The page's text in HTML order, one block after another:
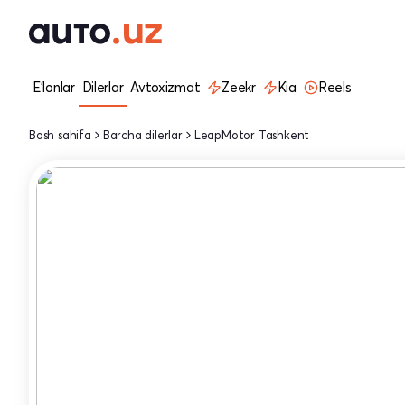
E'lonlar Dilerlar Avtoxizmat Zeekr Kia Reels
Bosh sahifa Barcha dilerlar LeapMotor Tashkent